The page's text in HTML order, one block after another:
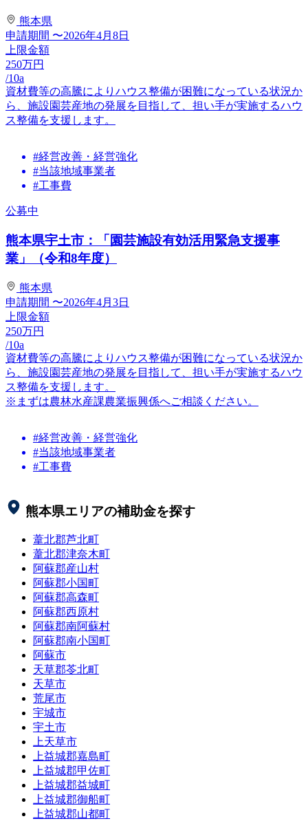
熊本県
申請期間 〜2026年4月8日
上限金額
250万円
/10a
資材費等の高騰によりハウス整備が困難になっている状況か
ら、施設園芸産地の発展を目指して、担い手が実施するハウ
ス整備を支援します。
#経営改善・経営強化
#当該地域事業者
#工事費
公募中
熊本県宇土市：「園芸施設有効活用緊急支援事
業」（令和8年度）
熊本県
申請期間 〜2026年4月3日
上限金額
250万円
/10a
資材費等の高騰によりハウス整備が困難になっている状況か
ら、施設園芸産地の発展を目指して、担い手が実施するハウ
ス整備を支援します。
※まずは農林水産課農業振興係へご相談ください。
#経営改善・経営強化
#当該地域事業者
#工事費
熊本県エリアの補助金を探す
葦北郡芦北町
葦北郡津奈木町
阿蘇郡産山村
阿蘇郡小国町
阿蘇郡高森町
阿蘇郡西原村
阿蘇郡南阿蘇村
阿蘇郡南小国町
阿蘇市
天草郡苓北町
天草市
荒尾市
宇城市
宇土市
上天草市
上益城郡嘉島町
上益城郡甲佐町
上益城郡益城町
上益城郡御船町
上益城郡山都町